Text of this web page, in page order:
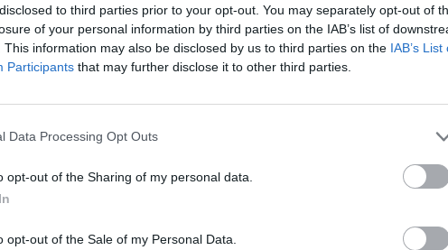
to third parties prior to your opt-out. You may separately opt-out of
of your personal information by third parties on the IAB’s list of
This information may also be disclosed by us to third parties on the IAB’s List
Participants that may further disclose it to other third parties.
Data Processing Opt Outs
opt-out of the Sharing of my personal data.
opt-out of the Sale of my Personal Data.